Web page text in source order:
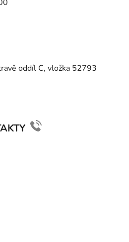
oddíl C, vložka 52793